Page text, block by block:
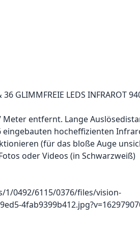
GLIMMFREIE LEDS INFRAROT
Meter entfernt. Lange
eingebauten hocheffizienten
(für das bloße Auge
oder Videos (in Schwarzweiß)
0492/6115/0376/files/vision-